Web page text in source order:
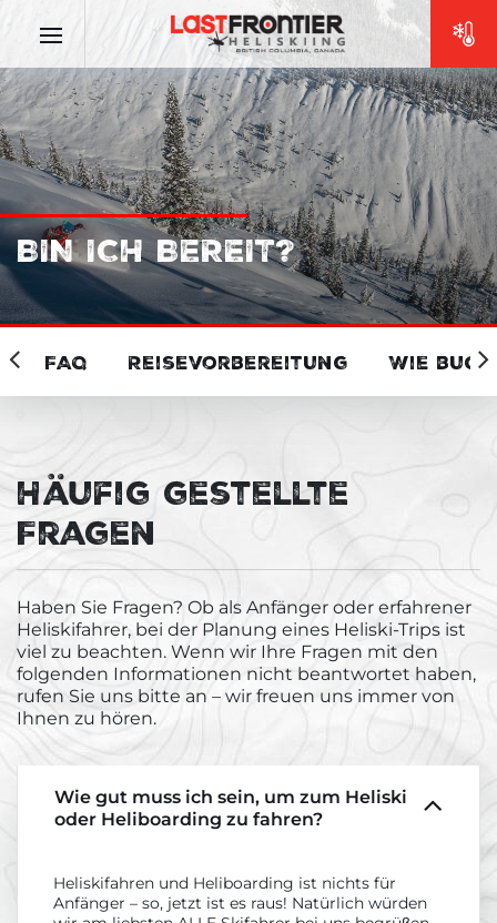
BIN ICH BEREIT?
FAQ Reisevorbereitung Wie
Häufig gestellte
Fragen
Haben Sie Fragen? Ob als Anfänger oder erfahrener
Heliskifahrer, bei der Planung eines Heliski-Trips ist
viel zu beachten. Wenn wir Ihre Fragen mit den
folgenden Informationen nicht beantwortet haben,
rufen Sie uns bitte an – wir freuen uns immer von
Ihnen zu hören.
Wie gut muss ich sein, um zum Heliski
oder Heliboarding zu fahren?
Heliskifahren und Heliboarding ist nichts für
Anfänger – so, jetzt ist es raus! Natürlich würden